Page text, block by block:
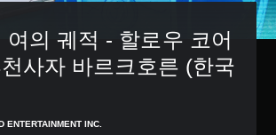
여의 궤적 - 할로우 코어
사자 바르크호른 (한국
ENTERTAINMENT INC.